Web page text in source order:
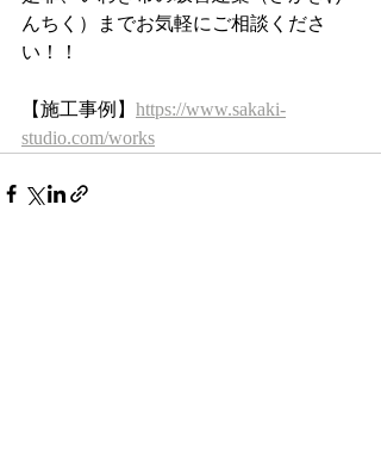
んちく）までお気軽にご相談くださ
い！！
【施工事例】 https://www.sakaki-
studio.com/works